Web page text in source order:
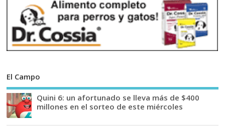
El Campo
Quini 6: un afortunado se lleva más de $400
millones en el sorteo de este miércoles